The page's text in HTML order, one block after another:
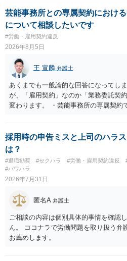
芸能事務所との専属契約におけ
について相談したいです
#労働・雇用契約違反
2026年8月5日
王 宣麟 弁護士
あくまでも一般論的な回答になってし
が、「雇用契約」なのか「業務委託契
変わります。 ・芸能事務所の専属契約
務上よくあるからといって当然に適法
害との対応関係や合理性が重要です。
に有効になるわけではありません。契
基法16条で無効となる余地があり、そ
損害と比べて過大なら無効や減額が争
交渉は一般的です。 交渉の方向として
費・未回収費用のみ」に限定する、な
前に契約書の内容をレビューしてもら
す。 争点は、契約類型が雇用か業務委
るか、解除事由が双方にどう定められ
合理的か、という複数論点に分かれま
コストを抑えやすいので、資料等を持
採用時の申告ミスと上司のハラ
は？
#退職勧奨 #セクハラ #労働・雇用契約違反
#パワハラ
2026年7月31日
匿名A 弁護士
ご相談の内容は個別具体的事情を確認
ん。 ココナラで労働問題を取り扱う弁
お薦めします。